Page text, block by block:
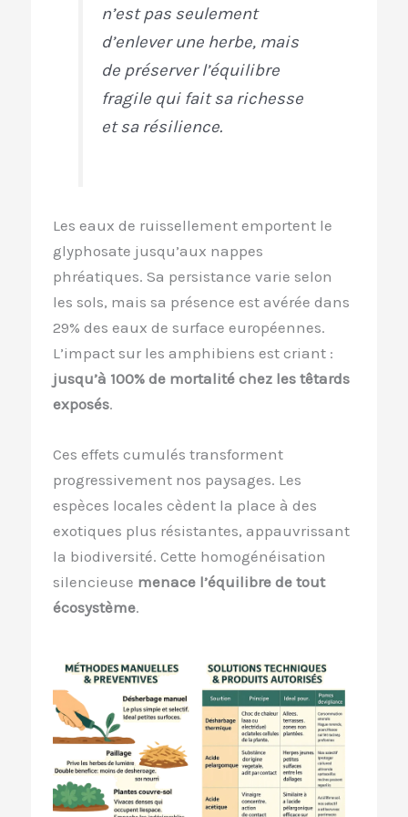
n’est pas seulement
d’enlever une herbe, mais
de préserver l’équilibre
fragile qui fait sa richesse
et sa résilience.
Les eaux de ruissellement emportent le
glyphosate jusqu’aux nappes
phréatiques. Sa persistance varie selon
les sols, mais sa présence est avérée dans
29% des eaux de surface européennes.
L’impact sur les amphibiens est criant :
jusqu’à 100% de mortalité chez les têtards
exposés.
Ces effets cumulés transforment
progressivement nos paysages. Les
espèces locales cèdent la place à des
exotiques plus résistantes, appauvrissant
la biodiversité. Cette homogénéisation
silencieuse menace l’équilibre de tout
écosystème.